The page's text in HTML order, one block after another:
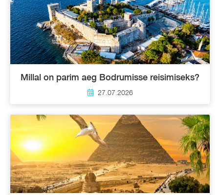
Millal on parim aeg Bodrumisse reisimiseks?
27.07.2026